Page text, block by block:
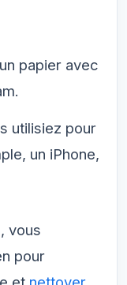
papier avec
utilisiez pour
un iPhone,
vous
pour